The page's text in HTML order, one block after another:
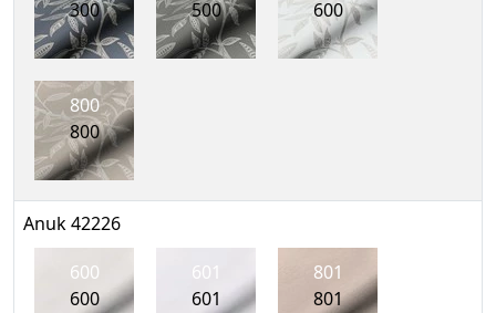
300
500
600
800
800
Anuk 42226
600
600
601
601
801
801